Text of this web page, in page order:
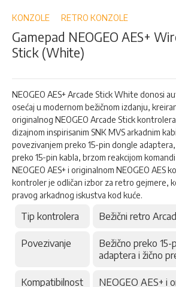
of
images
gallery
beginning
the
images
KONZOLE RETRO KONZOLE
Gamepad NEOGEO AES+
Stick (White)
NEOGEO AES+ Arcade Stick White donosi
osećaj u modernom bežičnom izdanju,
originalnog NEOGEO Arcade Stick
dizajnom inspirisanim SNK MVS arkadnim
povezivanjem preko 15-pin dongle
preko 15-pin kabla, brzom reakcijom
NEOGEO AES+ i originalnom NEOGEO AES
kontroler je odličan izbor za retro gejmere,
pravog arkadnog iskustva kod kuće.
Tip kontrolera Bežični retro
Povezivanje
Bežično preko 15-
adaptera i žično
Kompatibilnost
NEOGEO AES+ i